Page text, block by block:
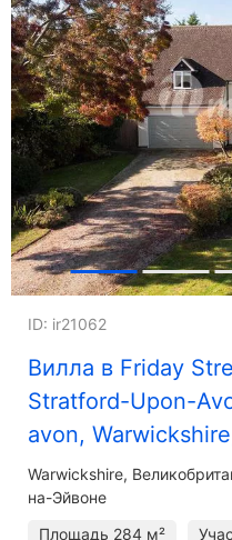
Вилла в Friday
Stratford-Upon-
avon,
ID: ir21062
Warwickshire
на-Эйвоне
Площадь 284 м²